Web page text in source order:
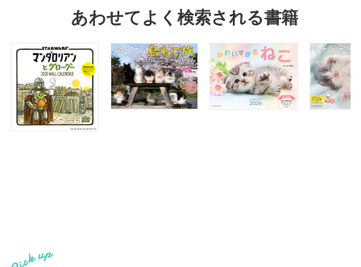
あわせてよく検索される書籍